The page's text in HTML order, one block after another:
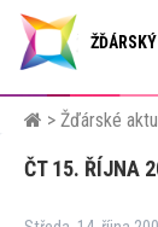
> Žďárské
ČT 15. ŘÍJNA